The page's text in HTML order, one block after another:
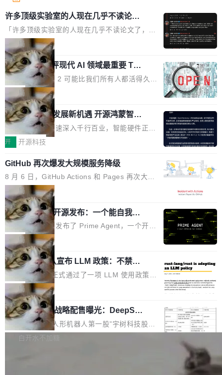
许多顶级实验室的人现在几乎不读论文
了
「许多顶级实验室的人现在几乎不读论文了，而
且他们认为 ICLR/ICML/NeurIPS 充斥着大量过
度宣传和欺诈。」 OpenAI 研究员 Keller Jorda
n 这条推文引发了广泛讨论。他不是在说风凉
话，他是说出了一个圈内人尽皆知但很少公开捅
破的事实。 Jordan 随后补充了一句软化声明：
「我不认为这些会议上大部分论文都在过度宣传
或造假。问题是，作为读者，如果你筛选出那些
看起来最令人兴奋的论文，那它们大部分都是过
度宣传的。」 这才是真正的痛点。不是所有论文
都有问题，是最吸引眼球的那批论文最有问题。
他引用的帖子来自 Mathew Shen，一位 ICLR 2
026 的读者：「看了篇 ...
局
xAI 前工程师评现代 AI 领域最重要 Top
3 开源项目
Flash Attention 2 可能比我们所有人都活得久。
这句话不是来自某个技术博客，而是出自 Hieu
Pham 的一条推文。Hieu Pham 是谁？他是 xAI
的早期工程师之一，在 Grok 训练基础设施团队
工作过。近日他在 X 上发了一条帖子，列出了他
认为现代 AI 领域最重要的三个开源项目。 第一
个名字毫无悬念：Flash Attention 2。 Hieu 的
理由很具体。FA 系列不需要解释，但 FA2 是他
认为最重要的一个——复杂度恰到好处，刚好能
驱动你去学 CuTe，但还没被那些"邪恶的" Hopp
er++ 优化所淹没，足够容易修改和适配。 更关
键的是 FA2 的持久性...
局
共商智能硬件发展新机遇 开源鸿蒙智能
硬件开发者日杭州站即将举行
随着万物智联加速深入千行百业，智能硬件正从
单点设备迈向智能化、网联化、协同化发展。作
鸿蒙通过统一技术底座和分布式能力，为不同类
型智能设备的开发、连接与互联提供关键支撑，
也为产业链企业探索产品创新与商业增长打开新
的空间。 8月14日，开源鸿蒙智能硬件开发者日
（OHDD：OpenHarmony Hardware Develope
r Day）将在杭州启航。活动面向智能硬件产业
链企业和开发者，邀请行业专家与资深技术顾
问，围绕开源鸿蒙技术能力、设备适配、芯片适
配、功耗与稳定性调优、兼容性测评及统一互联
等内容展开系统讲解和实战交流，帮助企业进一
步了解开源鸿蒙在智能...
开 开源科技
GitHub 再次爆发大规模服务降级
8 月 6 日，GitHub Actions 和 Pages 再次大规
模服务降级，Actions 完全不可用超过 5 小时，
webhook 停发，连自托管 runner 也因调度层故
障无法工作。Pages、Copilot code review、C
opilot coding agent 全部受影响。从检测到完全
恢复，大约 12 小时。 这是 2026 年 8 月的第六
起事故，其中四起与 AI/Copilot 服务相关。 Git
Hub 员工 kdaigle 在 HN 讨论中贴出了一组数
据：2025 年全年 10 亿次 commit。现在，每周
2.75 亿次，全年预计 140 亿次。GitHub...
局
Prime Agent 开源发布：一个能自我改
进的编程 Agent，ARC-AGI 3 超越人类
专家基线
Prime Intellect 发布了 Prime Agent，一个开源
的编程 Agent Harness，核心设计围绕两个抽
象：Recursive Language Model（RLM）和 C
ontinual Harness。在 ARC-AGI 3 基准测试
上，Prime Agent + Opus 5 的组合达到了 95.
5% RHAE Best@1，超过了 ARC 报告的人类专
家基线 95.4%。 不是又一个 coding agent 包装
器 Prime Agent 的架构和市面上大多数 coding
agent 有本质区别。大多数 agent harness 的设
计是基于早期模型的能力—...
局
Rust 项目团队宣布 LLM 政策：不禁
止，但你要承认哪些代码不是你写的
Rust 语言项目正式通过了一项 LLM 使用政策，
覆盖 rust-lang/rust 单一仓库的代码贡献。这不
是项目级别的官方立场，目前由五个团队采纳，
但它可能是主流开源项目中关于 AI 辅助贡献最
细致的一份规则。 政策的核心只有一句话：LLM
可以用来分析、提炼、审阅、建议，但不能用来
局
宇树科技 IPO 战略配售曝光：DeepSe
ek 获配 93.3 万股，锁定 36 个月
8月6日晚间，“人形机器人第一股”宇树科技股份
有限公司披露IPO发行价格及战略配售结果，杭
白开水不加糖